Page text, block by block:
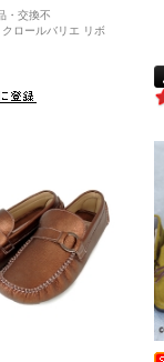
・交換不
ロールバリエ リボ